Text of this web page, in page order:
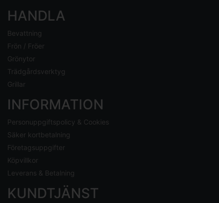
HANDLA
Bevattning
Frön / Fröer
Grönytor
Trädgårdsverktyg
Grillar
INFORMATION
Personuppgiftspolicy & Cookies
Säker kortbetalning
Företagsuppgifter
Köpvillkor
Leverans & Betalning
KUNDTJÄNST